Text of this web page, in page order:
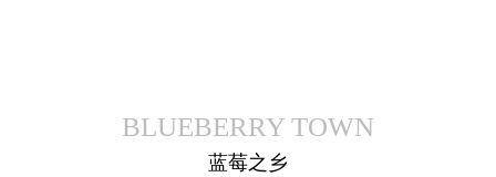
BLUEBERRY TOWN
蓝莓之乡